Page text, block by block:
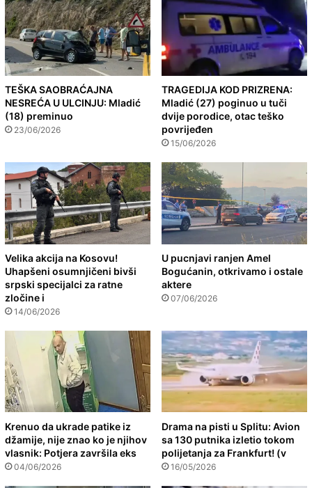
TEŠKA SAOBRAĆAJNA
NESREĆA U ULCINJU: Mladić
(18) preminuo
23/06/2026
TRAGEDIJA KOD PRIZRENA:
Mladić (27) poginuo u tuči
dvije porodice, otac teško
povrijeđen
15/06/2026
Velika akcija na Kosovu!
Uhapšeni osumnjičeni bivši
srpski specijalci za ratne
zločine i
14/06/2026
U pucnjavi ranjen Amel
Bogućanin, otkrivamo i ostale
aktere
07/06/2026
Krenuo da ukrade patike iz
džamije, nije znao ko je njihov
vlasnik: Potjera završila eks
04/06/2026
Drama na pisti u Splitu: Avion
sa 130 putnika izletio tokom
polijetanja za Frankfurt! (v
16/05/2026